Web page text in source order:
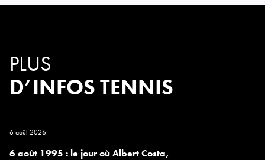
PLUS
D’INFOS TENNIS
6 août 2026
6 août 1995 : le jour où Albert Costa,